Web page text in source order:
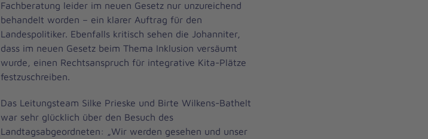
Fachberatung leider im neuen Gesetz nur unzureichend
behandelt worden – ein klarer Auftrag für den
Landespolitiker. Ebenfalls kritisch sehen die Johanniter,
dass im neuen Gesetz beim Thema Inklusion versäumt
wurde, einen Rechtsanspruch für integrative Kita-Plätze
festzuschreiben.
Das Leitungsteam Silke Prieske und Birte Wilkens-Bathelt
war sehr glücklich über den Besuch des
Landtagsabgeordneten: „Wir werden gesehen und unser